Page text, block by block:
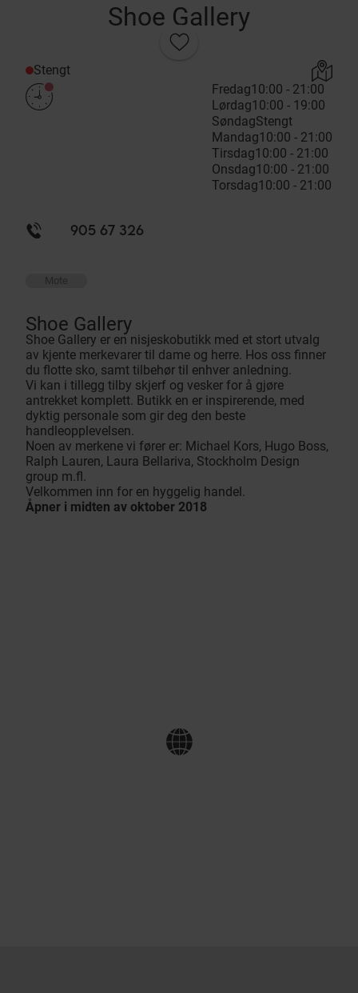
Shoe Gallery
Stengt
Fredag10:00 - 21:00
Lørdag10:00 - 19:00
SøndagStengt
Mandag10:00 - 21:00
Tirsdag10:00 - 21:00
Onsdag10:00 - 21:00
Torsdag10:00 - 21:00
905 67 326
Mote
Shoe Gallery
Shoe Gallery er en nisjeskobutikk med et stort utvalg
av kjente merkevarer til dame og herre. Hos oss finner
du flotte sko, samt tilbehør til enhver anledning.
Vi kan i tillegg tilby skjerf og vesker for å gjøre
antrekket komplett. Butikk en er inspirerende, med
dyktig personale som gir deg den beste
handleopplevelsen.
Noen av merkene vi fører er: Michael Kors, Hugo Boss,
Ralph Lauren, Laura Bellariva, Stockholm Design
group m.fl.
Velkommen inn for en hyggelig handel.
Åpner i midten av oktober 2018